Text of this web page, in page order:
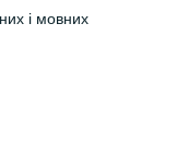
і мовних